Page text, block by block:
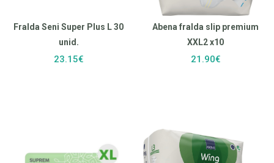
Fralda Seni Super Plus L 30
unid.
23.15€
Abena fralda slip premium
XXL2 x10
21.90€